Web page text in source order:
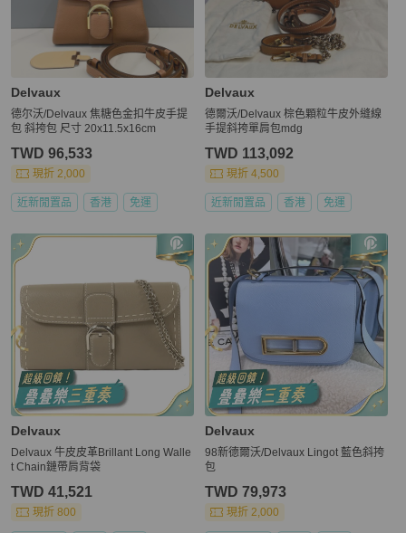
Delvaux
德尔沃/Delvaux 焦糖色金扣牛皮手提
包 斜挎包 尺寸 20x11.5x16cm
TWD 96,533
現折 2,000
近新閒置品 香港 免運
Delvaux
德爾沃/Delvaux 棕色顆粒牛皮外縫線
手提斜挎單肩包mdg
TWD 113,092
現折 4,500
近新閒置品 香港 免運
Delvaux
Delvaux 牛皮皮革Brillant Long Walle
t Chain鏈帶肩背袋
TWD 41,521
現折 800
Delvaux
98新德爾沃/Delvaux Lingot 藍色斜挎
包
TWD 79,973
現折 2,000